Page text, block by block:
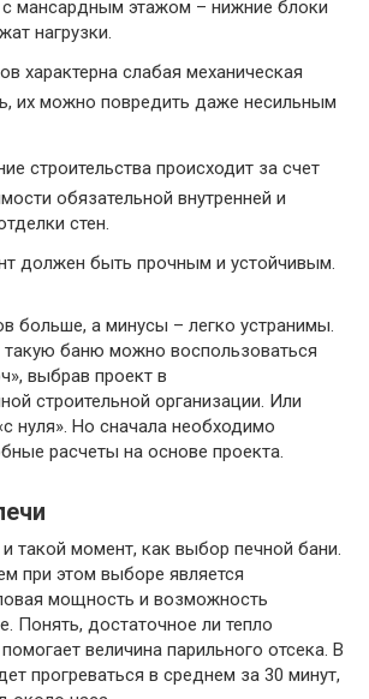
с мансардным этажом – нижние блоки
нагрузки.
характерна слабая механическая
их можно повредить даже несильным
строительства происходит за счет
обязательной внутренней и
стен.
должен быть прочным и устойчивым.
больше, а минусы – легко устранимы.
баню можно воспользоваться
выбрав проект в
строительной организации. Или
нуля». Но сначала необходимо
расчеты на основе проекта.
такой момент, как выбор печной бани.
при этом выборе является
мощность и возможность
Понять, достаточное ли тепло
величина парильного отсека. В
прогреваться в среднем за 30 минут,